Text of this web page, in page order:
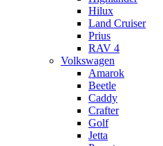
Hilux
Land Cruiser
Prius
RAV 4
Volkswagen
Amarok
Beetle
Caddy
Crafter
Golf
Jetta